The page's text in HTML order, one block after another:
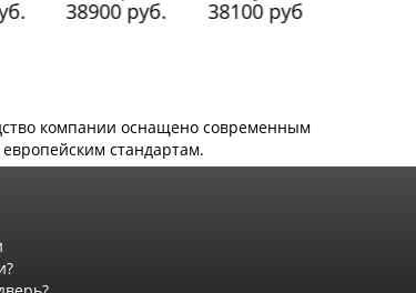
38900 руб. 38100 руб.
компании оснащено современным
стандартам.